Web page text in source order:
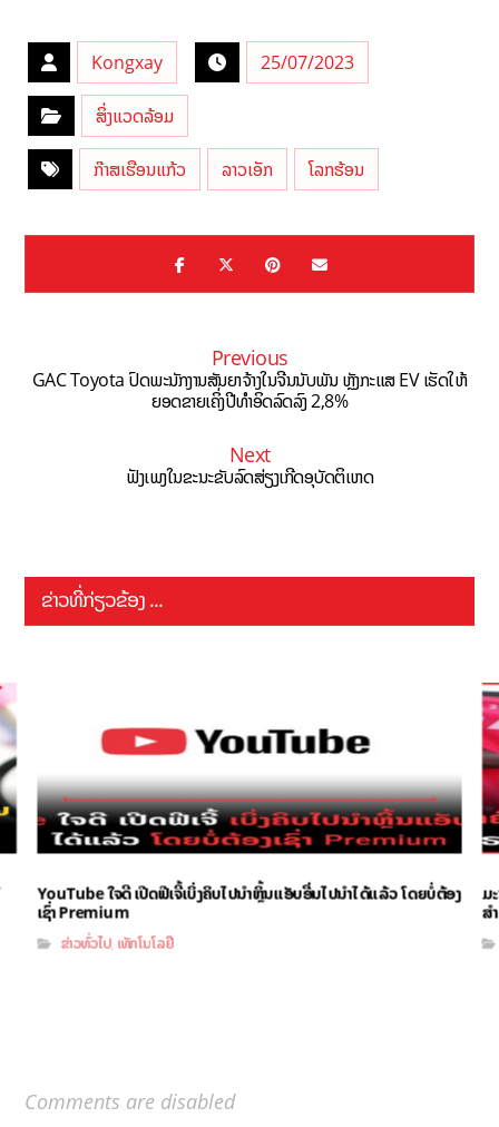
Kongxay 25/07/2023
ສິ່ງແວດລ້ອມ
ກ໊າສເຮືອນແກ້ວ ລາວເອັກ ໂລກຮ້ອນ
Previous
GAC Toyota ປົດພະນັກງານສັນຍາຈ້າງໃນຈີນນັບພັນ ຫຼັງກະແສ EV ເຮັດໃຫ້
ຍອດຂາຍເຄິ່ງປີທຳອິດລົດລົງ 2,8%
Next
ຟັງເພງໃນຂະນະຂັບລົດສ່ຽງເກີດອຸບັດຕິເຫດ
ຂ່າວທີ່ກ່ຽວຂ້ອງ ...
YouTube ໃຈດີ ເປີດຟີເຈີ້ເບິ່ງຄິບໄປນຳຫຼິ້ນແອັບອື່ນໄປນຳໄດ້ແລ້ວ ໂດຍບໍ່ຕ້ອງ
ເຊົ່າ Premium
ຂ່າວທົ່ວໄປ ເທັກໂນໂລຢີ
ມ
ສ
Comments are disabled